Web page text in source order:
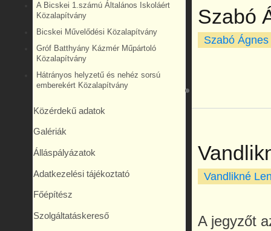
A Bicskei 1.számú Általános Iskoláért
Közalapítvány
Bicskei Művelődési Közalapítvány
Gróf Batthyány Kázmér Műpártoló
Közalapítvány
Hátrányos helyzetű és nehéz sorsú
emberekért Közalapítvány
Közérdekű adatok
Galériák
Álláspályázatok
Adatkezelési tájékoztató
Főépítész
Szolgáltatáskereső
Szabó
Szabó Ágnes
Vandlikné
A jegyzőt